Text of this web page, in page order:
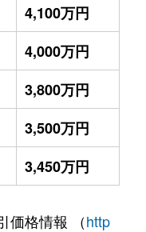
4,100万円
4,000万円
3,800万円
3,500万円
3,450万円
価格情報 （http